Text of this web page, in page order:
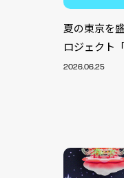
夏の東京を
ロジェクト
2026.06.25